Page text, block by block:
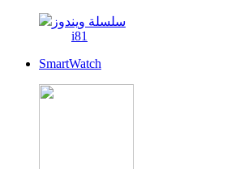
سلسلة ويندوز
i81
SmartWatch